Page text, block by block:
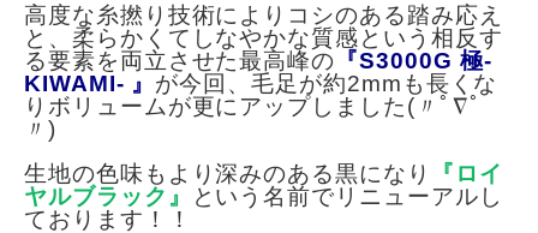
高度な糸撚り技術によりコシのある踏み応え
と、柔らかくてしなやかな質感という相反す
る要素を両立させた最高峰の 『S3000G 極-
KIWAMI- 』 が今回、毛足が約2mmも長くな
りボリュームが更にアップしました(〃ﾟ∇ﾟ
〃)
生地の色味もより深みのある黒になり
『ロイ
ヤルブラック』
という名前でリニューアルし
ております！！